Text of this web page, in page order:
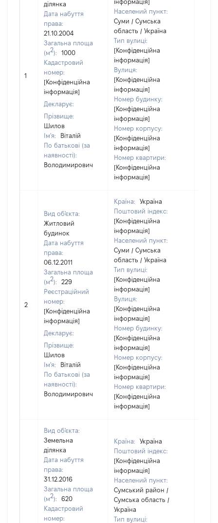
1
ділянка
Дата набуття
права:
21.10.2004
Загальна площа
(м2):
1000
Кадастровий
номер:
[Конфіденційна
інформація]
Декларує:
Прізвище:
Шилов
Ім'я:
Віталій
По батькові (за
наявності):
Володимирович
інформація]
Населений пункт:
Суми / Сумська
область / Україна
Тип вулиці:
[Конфіденційна
інформація]
Вулиця:
[Конфіденційна
інформація]
Номер будинку:
[Конфіденційна
інформація]
Номер корпусу:
[Конфіденційна
інформація]
Номер квартири:
[Конфіденційна
інформація]
2
Вид об'єкта:
Житловий
будинок
Дата набуття
права:
06.12.2011
Загальна площа
(м2):
229
Реєстраційний
номер:
[Конфіденційна
інформація]
Декларує:
Прізвище:
Шилов
Ім'я:
Віталій
По батькові (за
наявності):
Володимирович
Країна:
Україна
Поштовий індекс:
[Конфіденційна
інформація]
Населений пункт:
Суми / Сумська
область / Україна
Тип вулиці:
[Конфіденційна
інформація]
Вулиця:
[Конфіденційна
інформація]
Номер будинку:
[Конфіденційна
інформація]
Номер корпусу:
[Конфіденційна
інформація]
Номер квартири:
[Конфіденційна
інформація]
Вид об'єкта:
Земельна
ділянка
Дата набуття
права:
31.12.2016
Загальна площа
(м2):
620
Кадастровий
номер:
Країна:
Україна
Поштовий індекс:
[Конфіденційна
інформація]
Населений пункт:
Сумський район /
Сумська область /
Україна
Тип вулиці: